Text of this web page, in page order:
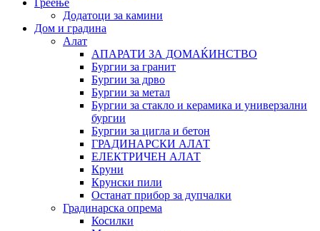
Додатоци за камини
Дом и градина
Алат
АПАРАТИ ЗА ДОМАЌИНСТВО
Бургии за гранит
Бургии за дрво
Бургии за метал
Бургии за стакло и керамика и универзални
бургии
Бургии за цигла и бетон
ГРАДИНАРСКИ АЛАТ
ЕЛЕКТРИЧЕН АЛАТ
Круни
Крунски пили
Останат прибор за дупчалки
Градинарска опрема
Косилки